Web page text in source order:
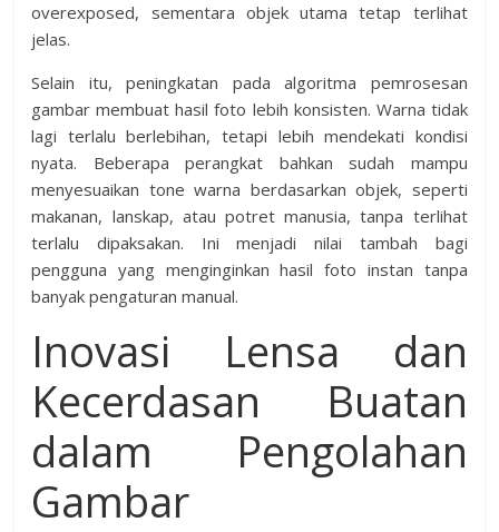
overexposed, sementara objek utama tetap terlihat
jelas.
Selain itu, peningkatan pada algoritma pemrosesan
gambar membuat hasil foto lebih konsisten. Warna tidak
lagi terlalu berlebihan, tetapi lebih mendekati kondisi
nyata. Beberapa perangkat bahkan sudah mampu
menyesuaikan tone warna berdasarkan objek, seperti
makanan, lanskap, atau potret manusia, tanpa terlihat
terlalu dipaksakan. Ini menjadi nilai tambah bagi
pengguna yang menginginkan hasil foto instan tanpa
banyak pengaturan manual.
Inovasi Lensa dan
Kecerdasan Buatan
dalam Pengolahan
Gambar